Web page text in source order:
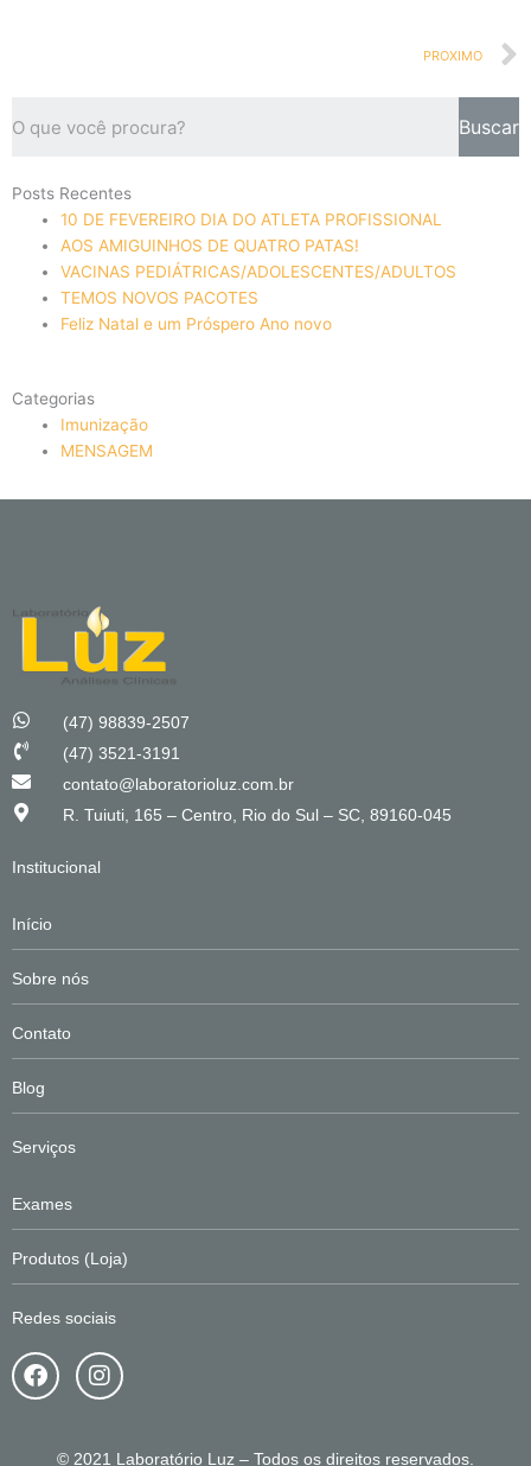
PROXIMO
Buscar
Posts Recentes
10 DE FEVEREIRO DIA DO ATLETA PROFISSIONAL
AOS AMIGUINHOS DE QUATRO PATAS!
VACINAS PEDIÁTRICAS/ADOLESCENTES/ADULTOS
TEMOS NOVOS PACOTES
Feliz Natal e um Próspero Ano novo
Categorias
Imunização
MENSAGEM
(47) 98839-2507
(47) 3521-3191
contato@laboratorioluz.com.br
R. Tuiuti, 165 – Centro, Rio do Sul – SC, 89160-045
Institucional
Início
Sobre nós
Contato
Blog
Serviços
Exames
Produtos (Loja)
Redes sociais
F
a
I
n
a
© 2021 Laboratório Luz – Todos os direitos reservados.